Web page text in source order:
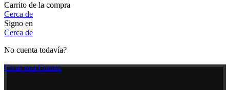
Carrito de la compra
Cerca de
Signo en
Cerca de
No cuenta todavía?
Crear una Cuenta